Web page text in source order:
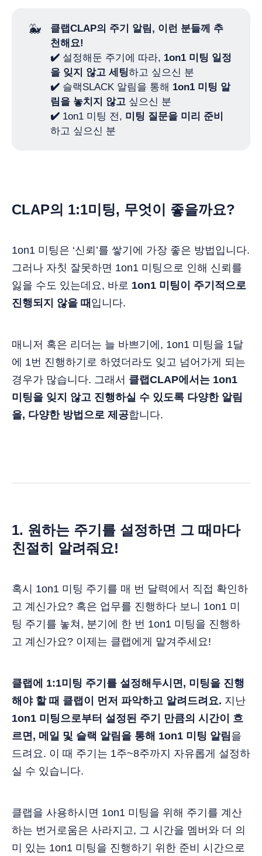
🐳
클랩CLAP의 주기 알림, 이런 분들께 추
천해요!
✔️ 설정해둔 주기에 따라, 1on1 미팅 일정
을 잊지 않고 세팅하고 싶으신 분
✔️ 슬랙SLACK 알림을 통해 1on1 미팅 알
림을 놓치지 않고 싶으신 분
✔️ 1on1 미팅 전, 미팅 질문을 미리 준비
하고 싶으신 분
CLAP의 1:1미팅, 무엇이 좋을까요?
1on1 미팅은 ‘신뢰’를 쌓기에 가장 좋은 방법입니다.
그러나 자칫 잘못하면 1on1 미팅으로 인해 신뢰를
잃을 수도 있는데요, 바로 1on1 미팅이 주기적으로
진행되지 않을 때 입니다.
매니저 혹은 리더는 늘 바쁘기에, 1on1 미팅을 1달
에 1번 진행하기로 하였더라도 잊고 넘어가게 되는
경우가 많습니다. 그래서 클랩CLAP에서는 1on1
미팅을 잊지 않고 진행하실 수 있도록 다양한 알림
을, 다양한 방법으로 제공합니다.
1. 원하는 주기를 설정하면 그 때마다
친절히 알려줘요!
혹시 1on1 미팅 주기를 매 번 달력에서 직접 확인하
고 계신가요? 혹은 업무를 진행하다 보니 1on1 미
팅 주기를 놓쳐, 분기에 한 번 1on1 미팅을 진행하
고 계신가요? 이제는 클랩에게 맡겨주세요!
클랩에 1:1미팅 주기를 설정해두시면, 미팅을 진행
해야 할 때 클랩이 먼저 파악하고 알려드려요. 지난
1on1 미팅으로부터 설정된 주기 만큼의 시간이 흐
르면, 메일 및 슬랙 알림을 통해 1on1 미팅 알림을
드려요. 이 때 주기는 1주~8주까지 자유롭게 설정하
실 수 있습니다.
클랩을 사용하시면 1on1 미팅을 위해 주기를 계산
하는 번거로움은 사라지고, 그 시간을 멤버와 더 의
미 있는 1on1 미팅을 진행하기 위한 준비 시간으로